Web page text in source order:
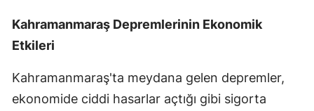
Kayseri
Kahramanmaraş Depremlerinin Ekonomik
Etkileri
Kahramanmaraş'ta meydana gelen depremler,
ekonomide ciddi hasarlar açtığı gibi sigorta